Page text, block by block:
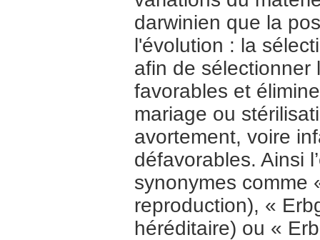
darwinien que la
l'évolution : la
afin de sélectionner
favorables et
mariage ou
avortement, voire
défavorables. Ainsi
synonymes comme
reproduction), «
héréditaire) ou «